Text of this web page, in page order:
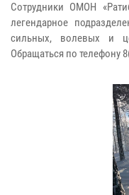
Сотрудники ОМОН
легендарное
сильных, волевых и
Обращаться по телефону